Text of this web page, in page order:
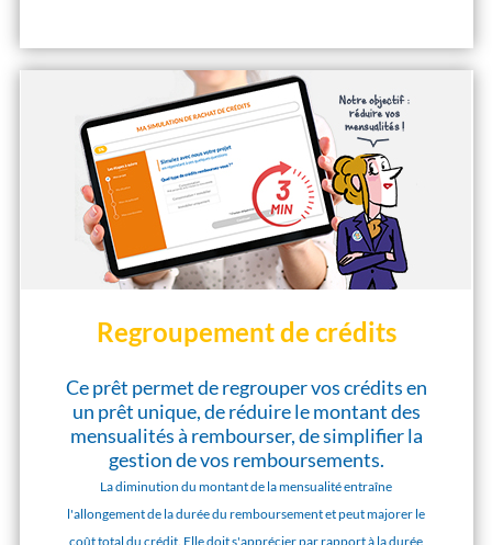
Regroupement de crédits
Ce prêt permet de regrouper vos crédits en
un prêt unique, de réduire le montant des
mensualités à rembourser, de simplifier la
gestion de vos remboursements.
La diminution du montant de la mensualité entraîne
l'allongement de la durée du remboursement et peut majorer le
coût total du crédit. Elle doit s'apprécier par rapport à la durée